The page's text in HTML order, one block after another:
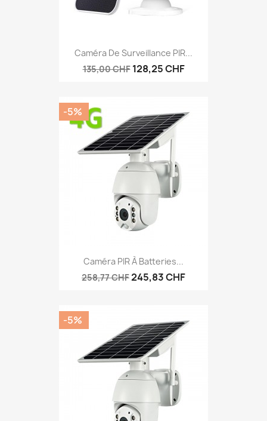
Caméra De Surveillance PIR...
135,00 CHF 128,25 CHF
Caméra PIR À Batteries...
258,77 CHF245,83 CHF
-5%
-5%